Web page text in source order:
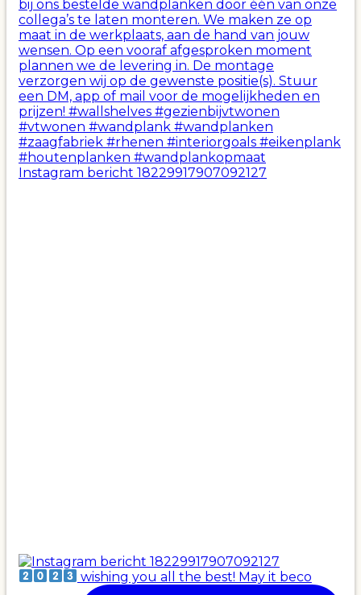
Instagram bericht 18229917907092127
wishing you all the best! May it beco